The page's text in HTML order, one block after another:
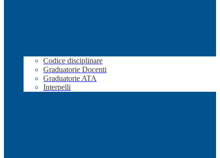
Codice disciplinare
Graduatorie Docenti
Graduatorie ATA
Interpelli